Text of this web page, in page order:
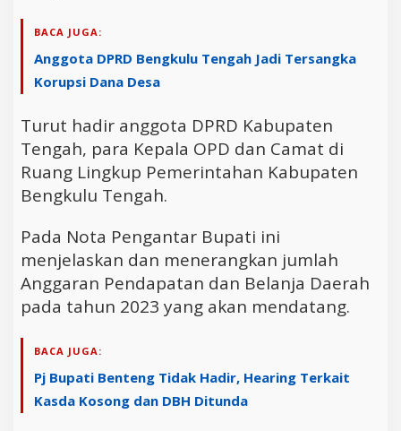
BACA JUGA:
Anggota DPRD Bengkulu Tengah Jadi Tersangka
Korupsi Dana Desa
Turut hadir anggota DPRD Kabupaten
Tengah, para Kepala OPD dan Camat di
Ruang Lingkup Pemerintahan Kabupaten
Bengkulu Tengah.
Pada Nota Pengantar Bupati ini
menjelaskan dan menerangkan jumlah
Anggaran Pendapatan dan Belanja Daerah
pada tahun 2023 yang akan mendatang.
BACA JUGA:
Pj Bupati Benteng Tidak Hadir, Hearing Terkait
Kasda Kosong dan DBH Ditunda